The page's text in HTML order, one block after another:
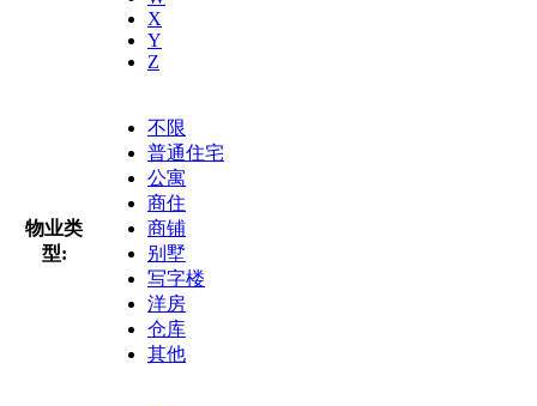
X
Y
Z
物业类
型:
不限
普通住宅
公寓
商住
商铺
别墅
写字楼
洋房
仓库
其他